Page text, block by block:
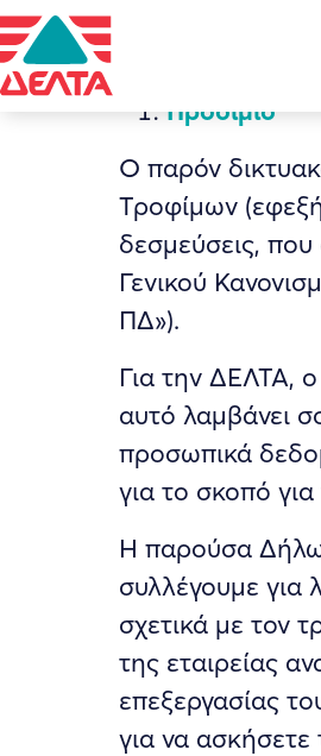
Προοίμιο
Ο παρόν
Τροφίμων
δεσμεύσεις,
Γενικού
ΠΔ»).
Για την ΔΕΛΤΑ,
αυτό λαμβάνει
προσωπικά
για το σκοπό
Η παρούσα
συλλέγουμε για
σχετικά με τον
της εταιρείας
επεξεργασίας
για να ασκήσετε